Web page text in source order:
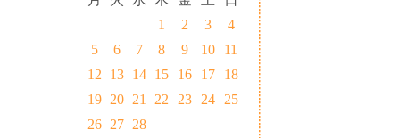
1 2 3
4
5
6 7 8 9 10
11
12
13 14 15 16 17
18
19 20 21 22 23 24
25
26 27 28